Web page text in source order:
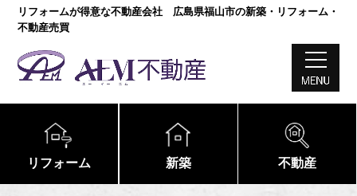
リフォームが得意な不動産会社 広島県福山市の新築・リフォーム・
不動産売買
リフォーム 新築 不動産